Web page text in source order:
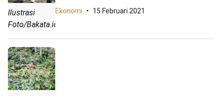
Ilustrasi
Foto/Bakata.id.
Ekonomi 15 Februari 2021